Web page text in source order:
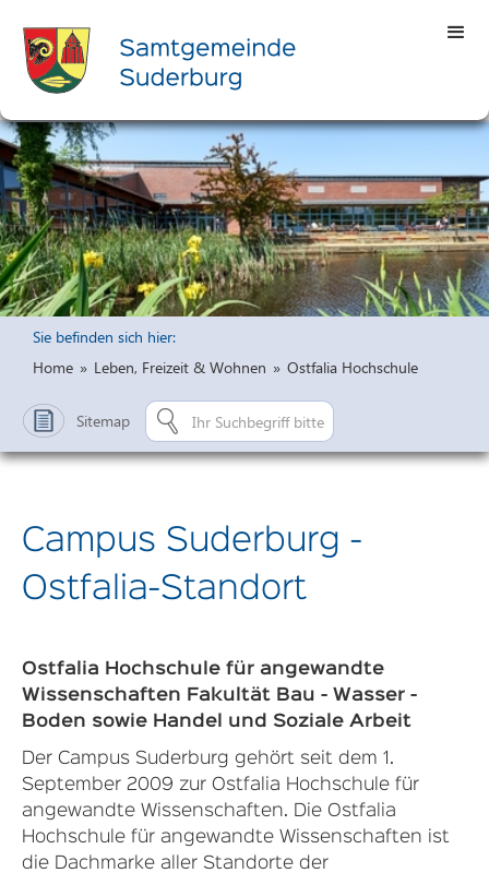
Sie befinden sich hier:
Home » Leben, Freizeit & Wohnen » Ostfalia Hochschule
Sitemap
Campus Suderburg -
Ostfalia-Standort
Ostfalia Hochschule für angewandte
Wissenschaften Fakultät Bau - Wasser -
Boden sowie Handel und Soziale Arbeit
Der Campus Suderburg gehört seit dem 1.
September 2009 zur Ostfalia Hochschule für
angewandte Wissenschaften. Die Ostfalia
Hochschule für angewandte Wissenschaften ist
die Dachmarke aller Standorte der